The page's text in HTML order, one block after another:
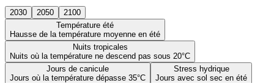
2030 2050
2100
Température été
Hausse de la température moyenne en été
Nuits tropicales
Nuits où la température ne descend pas sous 20°C
Jours de canicule
Jours où la température dépasse 35°C
Stress hydrique
Jours avec sol sec en été